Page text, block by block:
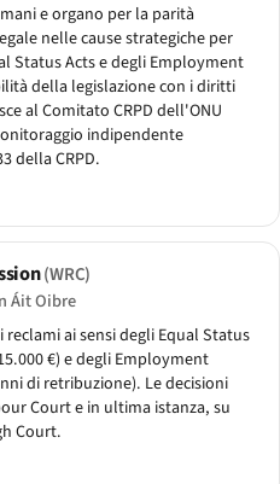
e organo per la parità
nelle cause strategiche per
Status Acts e degli Employment
della legislazione con i diritti
al Comitato CRPD dell'ONU
indipendente
della CRPD.
(WRC)
Áit Oibre
ai sensi degli Equal Status
€) e degli Employment
di retribuzione). Le decisioni
Court e in ultima istanza, su
Court.